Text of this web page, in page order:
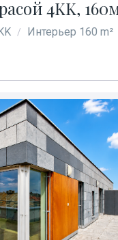
4KK,
/ Интерьер 160 m²